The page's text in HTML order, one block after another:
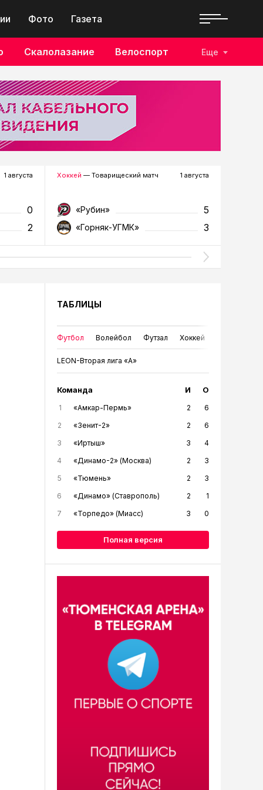
Фото Газета
Скалолазание Велоспорт Еще
1 августа
0
2
Хоккей — Товарищеский матч 1 августа
«Рубин» 5
«Горняк-УГМК» 3
ТАБЛИЦЫ
Футбол Волейбол Футзал Хоккей
LEON-Вторая лига «А»
Команда И О
1 «Амкар-Пермь» 2
6
2
«Зенит-2» 2
6
3
«Иртыш» 3
4
4
«Динамо-2» (Москва) 2
3
5
«Тюмень» 2
3
6
«Динамо» (Ставрополь) 2
1
7
«Торпедо» (Миасс) 3 0
Полная версия